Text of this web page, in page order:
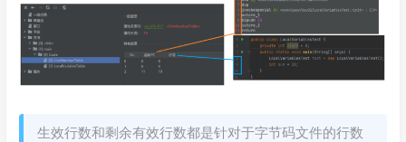
生效行数和剩余有效行数都是针对于字节码文件的行数